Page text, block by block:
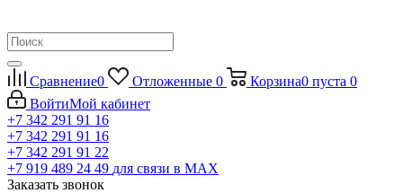
Сравнение0 Отложенные 0 Корзина0 пуста 0
ВойтиМой кабинет
+7 342 291 91 16
+7 342 291 91 16
+7 342 291 91 22
+7 919 489 24 49 для связи в МАХ
Заказать звонок